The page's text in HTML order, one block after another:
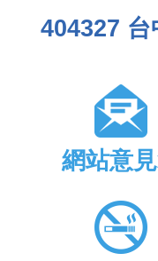
404327 台
網站意